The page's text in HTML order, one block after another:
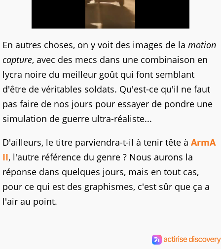
En autres choses, on y voit des images de la motion
capture, avec des mecs dans une combinaison en
lycra noire du meilleur goût qui font semblant
d'être de véritables soldats. Qu'est-ce qu'il ne faut
pas faire de nos jours pour essayer de pondre une
simulation de guerre ultra-réaliste...
D'ailleurs, le titre parviendra-t-il à tenir tête à ArmA
II, l'autre référence du genre ? Nous aurons la
réponse dans quelques jours, mais en tout cas,
pour ce qui est des graphismes, c'est sûr que ça a
l'air au point.